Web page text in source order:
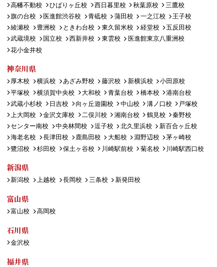
高幡不動校 ひばりヶ丘校 西日暮里校 秋葉原校
三鷹校
旗の台校
医進館渋谷校 青砥校 蒲田校 一之江校
王子校
綾瀬校
豊洲校 ときわ台校 東久留米校 経堂校
五反田校
武蔵境校
国立校 西新井校 東雲校
医進館東京八重洲校
花小金井校
神奈川県
厚木校 横浜校 あざみ野校 藤沢校 新横浜校
小田原校
平塚校
横須賀中央校 大和校 青葉台校 橋本校
港南台校
武蔵小杉校
日吉校 向ヶ丘遊園校 中山校 溝ノ口校
戸塚校
上大岡校
金沢文庫校 二俣川校 湘南台校 鶴見校
秦野校
センター南校
中央林間校 逗子校 北久里浜校
新百合ヶ丘校
海老名校
長津田校 鹿島田校 大船校 淵野辺校
茅ヶ崎校
鷺沼校
杉田校 保土ヶ谷校 川崎駅前校 菊名校 川崎駅西口校
新潟県
新潟校 上越校 長岡校 三条校 新発田校
富山県
富山校 高岡校
石川県
金沢校
福井県